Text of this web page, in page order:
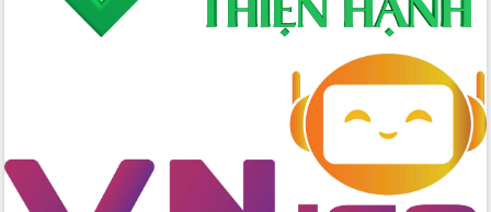
trong Khu kinh tế Nam Phú Yên
Hòn Yến phát triển du lịch gắn với bảo
Phát động chiến dịch 30 ngày đêm
giải phóng mặt bằng Tuyến đường bộ
ven biển